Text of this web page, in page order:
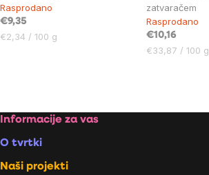
Rasprodano
€9,35
Cijena
€2,34 / 100 g
zatvaračem
Rasprodano
€10,16
Cijena
€33,87 / 100 g
controls
Footer
Informacije za vas
O tvrtki
Naši projekti